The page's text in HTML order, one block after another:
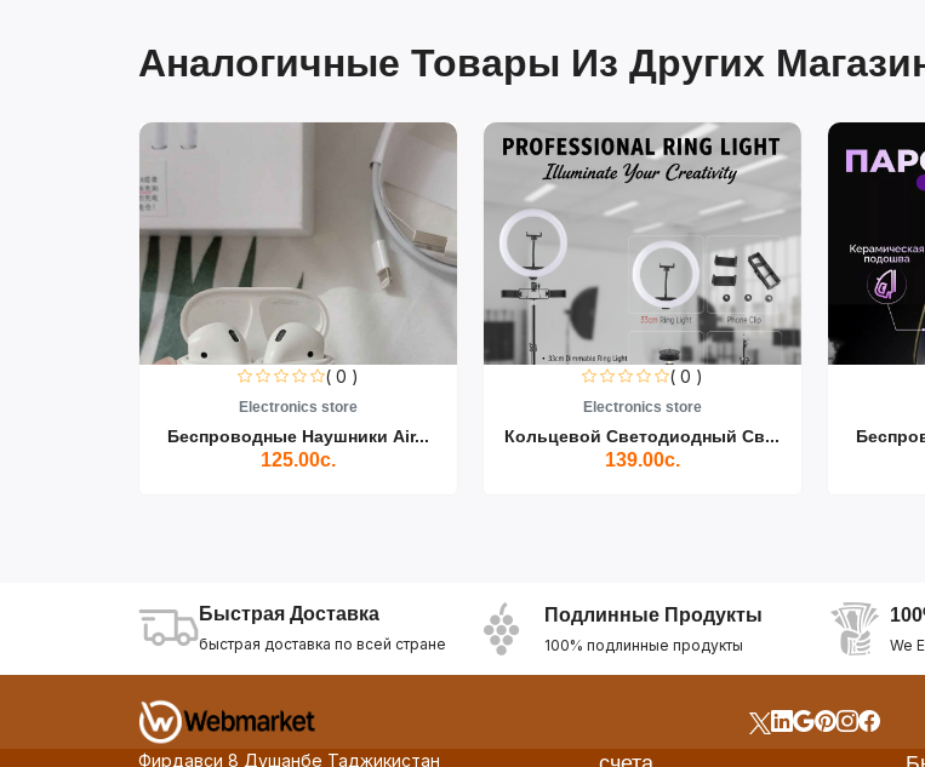
Аналогичные Товары Из Других
( 0 )
Electronics store
Беспроводные Наушники Air...
125.00с.
( 0 )
Electronics store
Кольцевой Светодиодный Св...
139.00с.
Быстрая Доставка
быстрая доставка по всей стране
Подлинные Продукты
100% подлинные продукты We
Фирдавси 8 Душанбе Таджикистан